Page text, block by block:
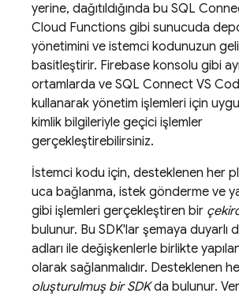
yerine, dağıtıldığında bu SQL
Cloud Functions gibi sunucuda
yönetimini ve istemci kodunuzun
basitleştirir. Firebase konsolu gibi
ortamlarda ve SQL Connect VS
kullanarak yönetim işlemleri için
kimlik bilgileriyle geçici işlemler
gerçekleştirebilirsiniz.
İstemci kodu için, desteklenen her
uca bağlanma, istek gönderme ve
gibi işlemleri gerçekleştiren bir
bulunur. Bu SDK'lar şemaya duyarlı
adları ile değişkenlerle birlikte
olarak sağlanmalıdır. Desteklenen
oluşturulmuş bir SDKda bulunur.